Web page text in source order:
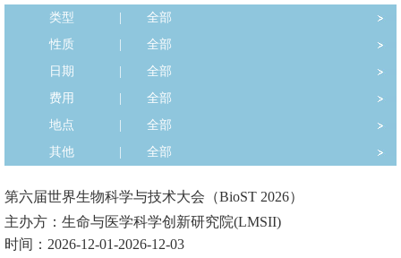
类型
全部
性质
全部
日期
全部
费用
全部
地点
全部
其他
全部
第六届世界生物科学与技术大会（BioST 2026）
主办方：生命与医学科学创新研究院(LMSII)
时间：2026-12-01-2026-12-03